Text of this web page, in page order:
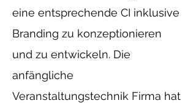
eine entsprechende CI inklusive
Branding zu konzeptionieren
und zu entwickeln. Die
anfängliche
Veranstaltungstechnik Firma hat